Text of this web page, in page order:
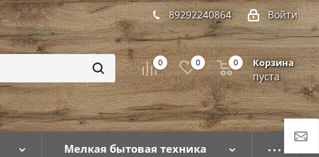
Войти
89292240864
0 0 Корзина
пуста
0
Мелкая бытовая техника